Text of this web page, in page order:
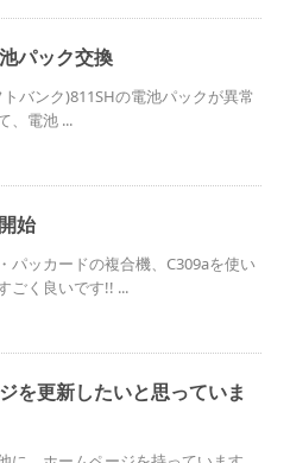
パック交換
バンク)811SHの電池パックが異常
、電池 ...
始
パッカードの複合機、C309aを使い
ごく良いです!! ...
を更新したいと思っていま